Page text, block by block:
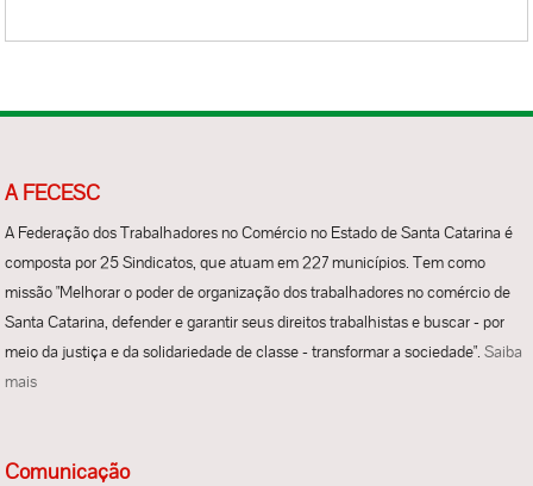
A FECESC
A Federação dos Trabalhadores no Comércio no Estado de Santa Catarina é
composta por 25 Sindicatos, que atuam em 227 municípios. Tem como
missão "Melhorar o poder de organização dos trabalhadores no comércio de
Santa Catarina, defender e garantir seus direitos trabalhistas e buscar - por
meio da justiça e da solidariedade de classe - transformar a sociedade".Saiba
mais
Comunicação